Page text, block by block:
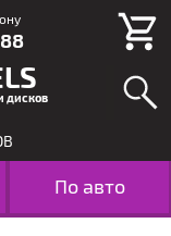
дисков
По авто